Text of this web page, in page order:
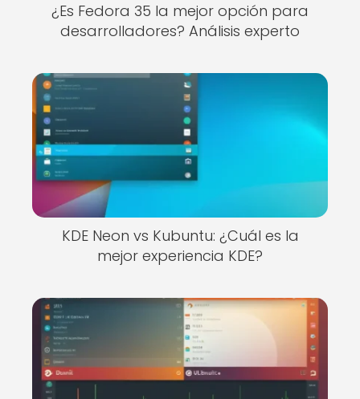
¿Es Fedora 35 la mejor opción para
desarrolladores? Análisis experto
KDE Neon vs Kubuntu: ¿Cuál es la
mejor experiencia KDE?